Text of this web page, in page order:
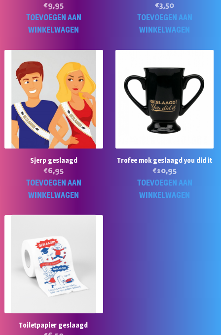
€9,95
TOEVOEGEN AAN
WINKELWAGEN
€3,50
TOEVOEGEN AAN
WINKELWAGEN
Sjerp geslaagd
€6,95
TOEVOEGEN AAN
WINKELWAGEN
Trofee mok geslaagd you did it
€10,95
TOEVOEGEN AAN
WINKELWAGEN
Toiletpapier geslaagd